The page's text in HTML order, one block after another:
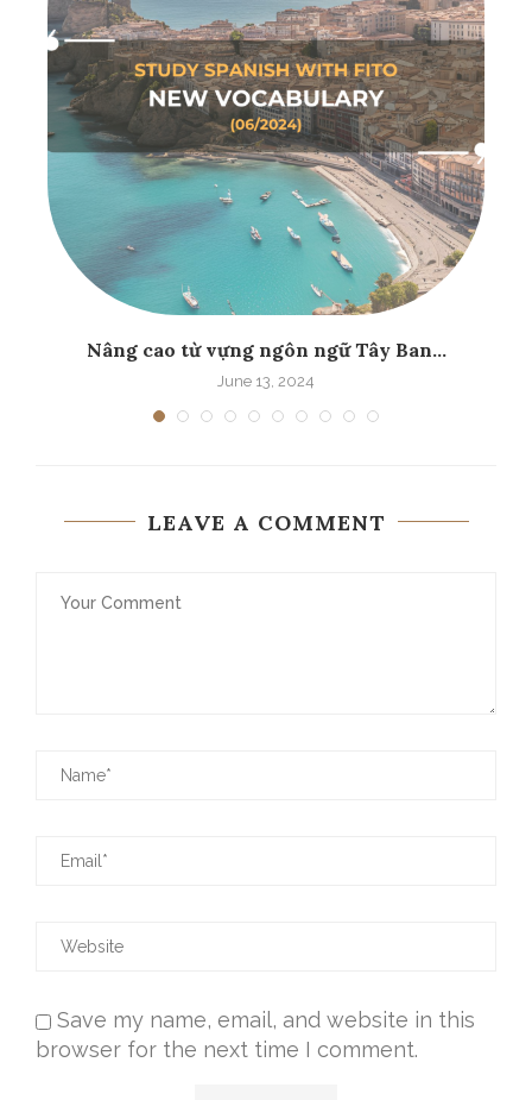
Nâng cao từ vựng ngôn ngữ Tây Ban...
June 13, 2024
LEAVE A COMMENT
Save my name, email, and website in this
browser for the next time I comment.